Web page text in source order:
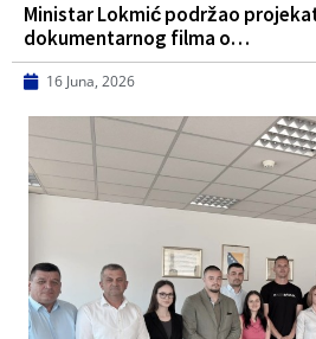
Ministar Lokmić podržao
dokumentarnog filma o…
16 Juna, 2026